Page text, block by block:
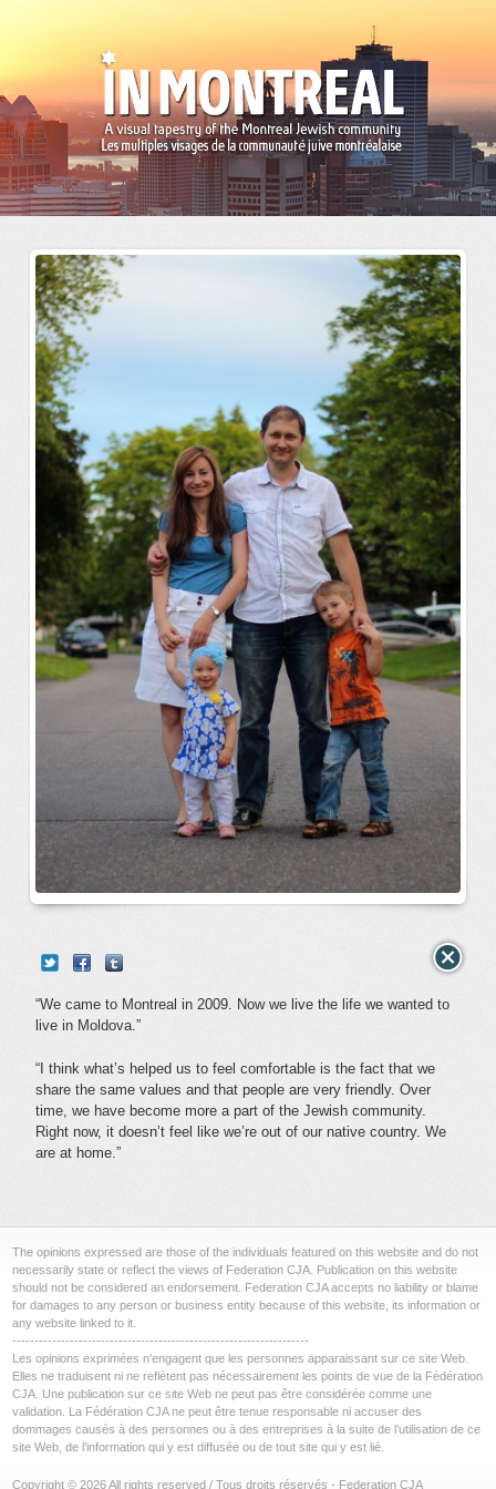
“We came to Montreal in 2009. Now we live the life we wanted to
live in Moldova.”
“I think what’s helped us to feel comfortable is the fact that we
share the same values and that people are very friendly. Over
time, we have become more a part of the Jewish community.
Right now, it doesn’t feel like we’re out of our native country. We
are at home.”
The opinions expressed are those of the individuals featured on this website and do not
necessarily state or reflect the views of Federation CJA. Publication on this website
should not be considered an endorsement. Federation CJA accepts no liability or blame
for damages to any person or business entity because of this website, its information or
any website linked to it.
-------------------------------------------------------------------
Les opinions exprimées n’engagent que les personnes apparaissant sur ce site Web.
Elles ne traduisent ni ne reflètent pas nécessairement les points de vue de la Fédération
CJA. Une publication sur ce site Web ne peut pas être considérée comme une
validation. La Fédération CJA ne peut être tenue responsable ni accuser des
dommages causés à des personnes ou à des entreprises à la suite de l’utilisation de ce
site Web, de l’information qui y est diffusée ou de tout site qui y est lié.
Copyright © 2026 All rights reserved / Tous droits réservés - Federation CJA